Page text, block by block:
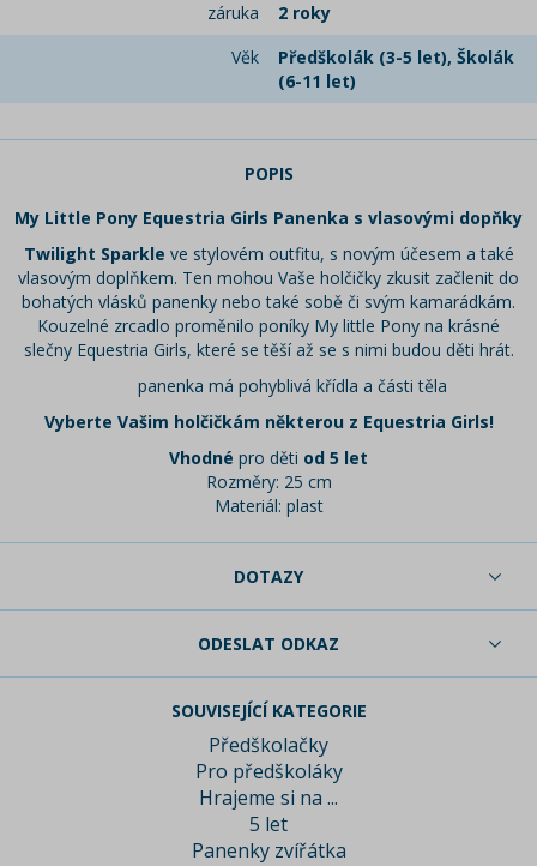
záruka
2 roky
Věk
Předškolák (3-5 let), Školák
(6-11 let)
POPIS
My Little Pony Equestria Girls Panenka s vlasovými dopňky
Twilight Sparkle ve stylovém outfitu, s novým účesem a také
vlasovým doplňkem. Ten mohou Vaše holčičky zkusit začlenit do
bohatých vlásků panenky nebo také sobě či svým kamarádkám.
Kouzelné zrcadlo proměnilo poníky My little Pony na krásné
slečny Equestria Girls, které se těší až se s nimi budou děti hrát.
panenka má pohyblivá křídla a části těla
Vyberte Vašim holčičkám některou z Equestria Girls!
Vhodné pro děti od 5 let
Rozměry: 25 cm
Materiál: plast
DOTAZY
ODESLAT ODKAZ
SOUVISEJÍCÍ KATEGORIE
Předškolačky
Pro předškoláky
Hrajeme si na ...
5 let
Panenky zvířátka